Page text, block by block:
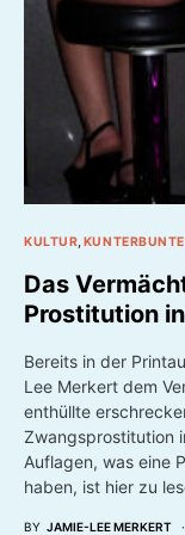
KULTUR
Das
Prostitution
Bereits in der
Lee Merkert dem
enthüllte
Zwangsprostitution
Auflagen, was eine
haben, ist hier zu
BY JAMIE-LEE MERKERT